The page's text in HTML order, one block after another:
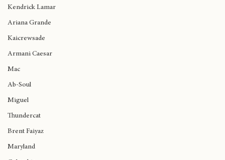
Anderson Paak
Kendrick Lamar
Ariana Grande
Kaicrewsade
Armani Caesar
Mac
Ab-Soul
Miguel
Thundercat
Brent Faiyaz